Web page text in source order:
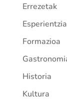
Errezetak
Formazioa
Historia
Kultura